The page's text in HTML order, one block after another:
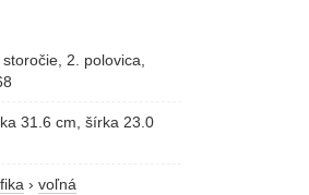
storočie, 2. polovica,
31.6 cm, šírka 23.0
› voľná